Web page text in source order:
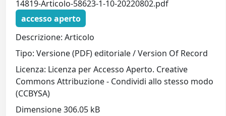
14819-Articolo-58623-1-10-20220802.pdf
accesso aperto
Descrizione: Articolo
Tipo: Versione (PDF) editoriale / Version Of Record
Licenza: Licenza per Accesso Aperto. Creative
Commons Attribuzione - Condividi allo stesso modo
(CCBYSA)
Dimensione 306.05 kB